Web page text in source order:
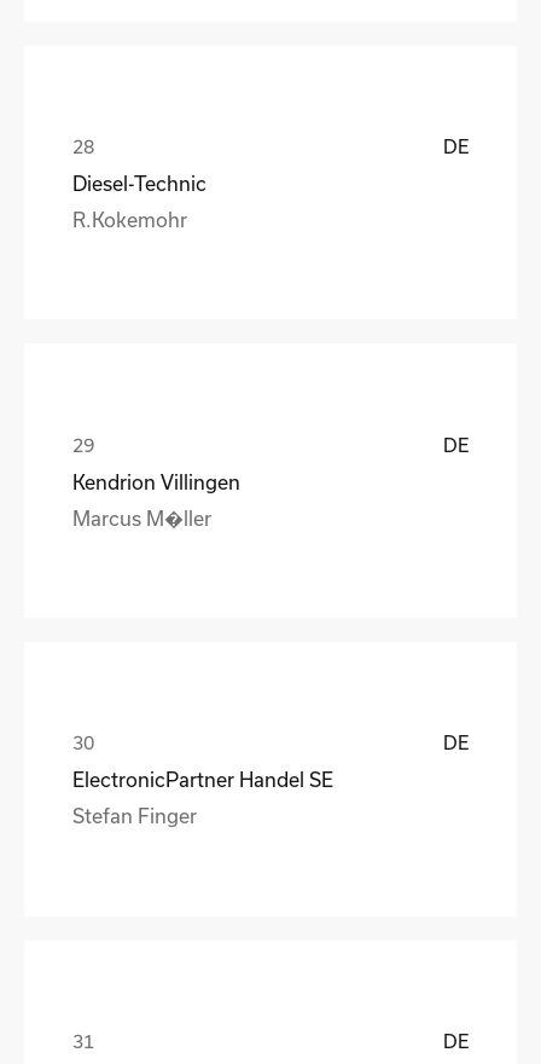
DE
Diesel-Technic
R.Kokemohr
DE
Kendrion Villingen
Marcus M�ller
DE
ElectronicPartner Handel SE
Stefan Finger
DE